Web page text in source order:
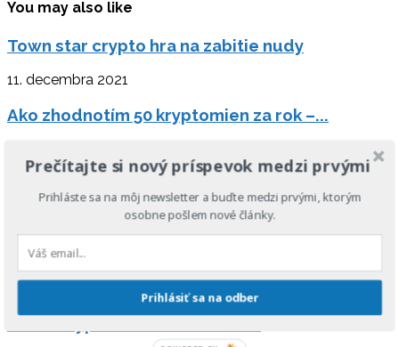
You may also like
Town star crypto hra na zabitie nudy
11. decembra 2021
Ako zhodnotím 50 kryptomien za rok –...
22. septembra 2018
Kde nakúpiť kryptomeny v roku 2021
Prečítajte si nový príspevok medzi prvými
Prihláste sa na môj newsletter a buďte medzi prvými, ktorým
osobne pošlem nové články.
Prihlásiť sa na odber